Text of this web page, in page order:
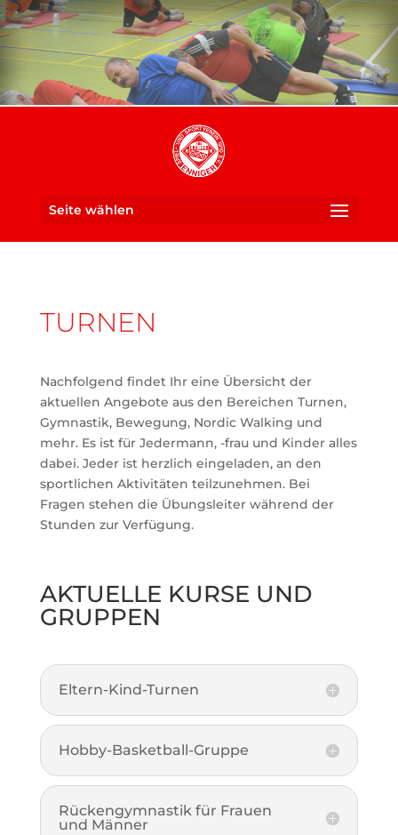
Seite wählen
TURNEN
Nachfolgend findet Ihr eine Übersicht der
aktuellen Angebote aus den Bereichen Turnen,
Gymnastik, Bewegung, Nordic Walking und
mehr. Es ist für Jedermann, -frau und Kinder alles
dabei. Jeder ist herzlich eingeladen, an den
sportlichen Aktivitäten teilzunehmen. Bei
Fragen stehen die Übungsleiter während der
Stunden zur Verfügung.
AKTUELLE KURSE UND
GRUPPEN
Eltern-Kind-Turnen
Hobby-Basketball-Gruppe
Rückengymnastik für Frauen
und Männer